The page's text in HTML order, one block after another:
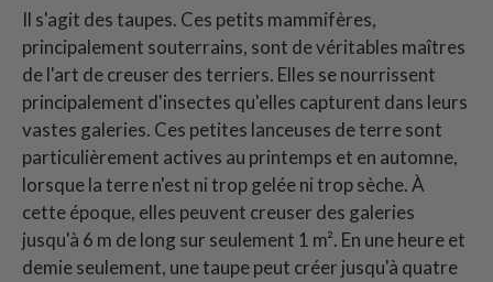
Il s'agit des taupes. Ces petits mammifères,
principalement souterrains, sont de véritables maîtres
de l'art de creuser des terriers. Elles se nourrissent
principalement d'insectes qu'elles capturent dans leurs
vastes galeries. Ces petites lanceuses de terre sont
particulièrement actives au printemps et en automne,
lorsque la terre n'est ni trop gelée ni trop sèche. À
cette époque, elles peuvent creuser des galeries
jusqu'à 6 m de long sur seulement 1 m². En une heure et
demie seulement, une taupe peut créer jusqu'à quatre